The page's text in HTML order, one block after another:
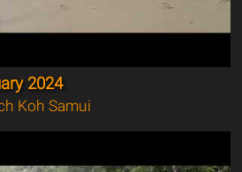
2024
Koh Samui